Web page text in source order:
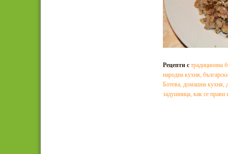
Рецепти с традиционна
народна кухня,
Ботева, домашна кухня,
задушница, как се прави